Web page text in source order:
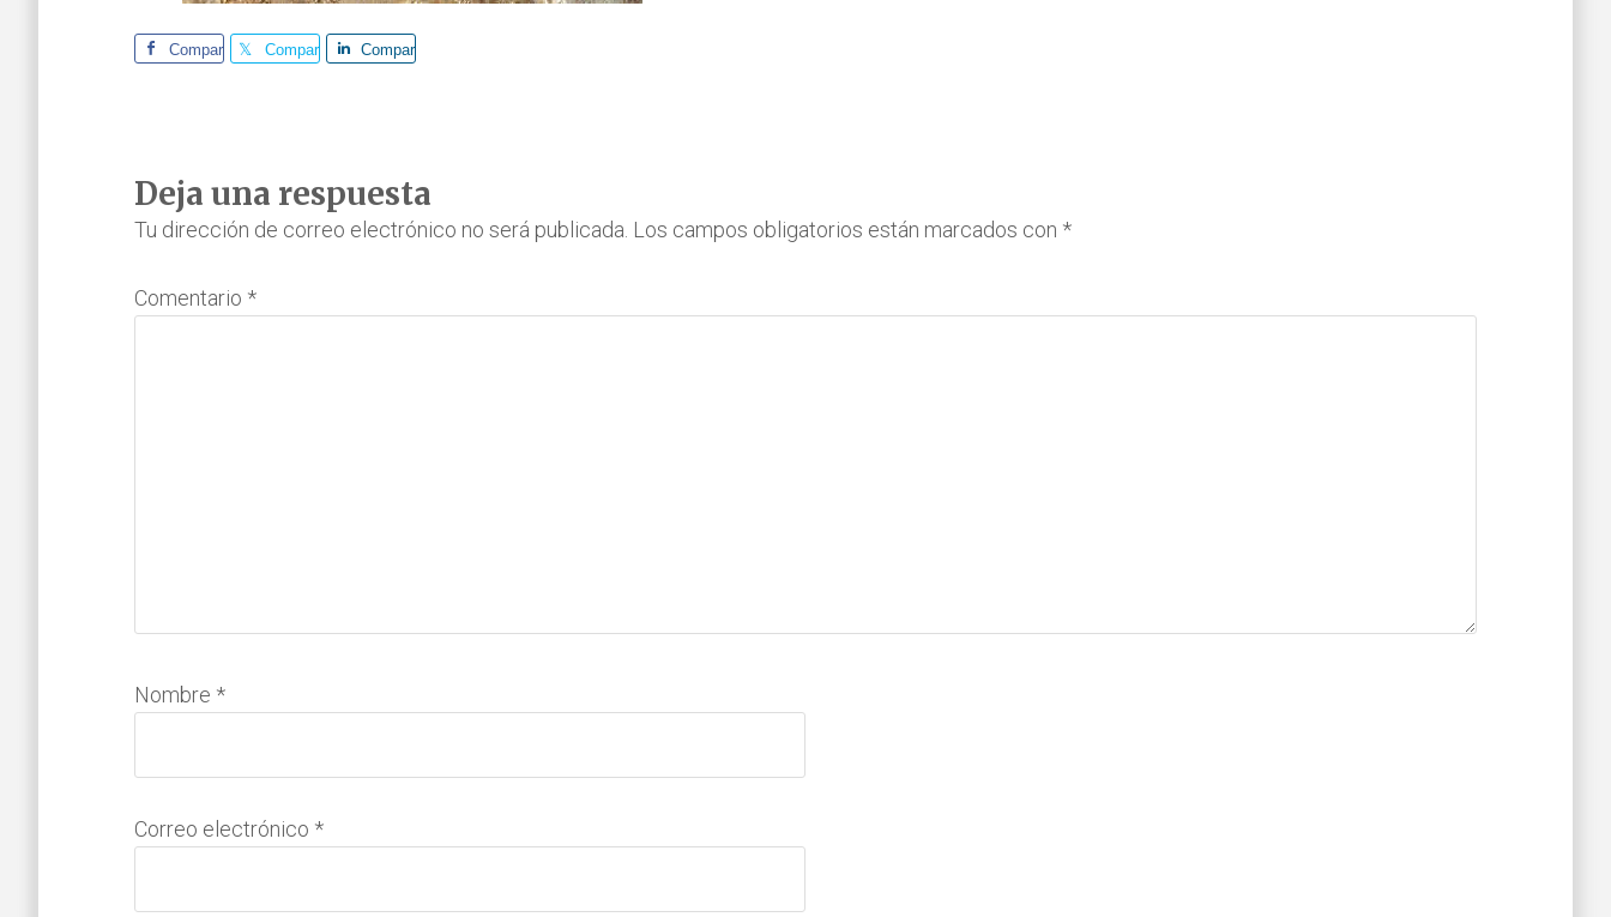
Comparte Comparte Comparte
Interacciones
lectores
Deja una respuesta
Tu dirección de correo electrónico no será publicada. Los campos obligatorios están marcados con *
Comentario *
Nombre *
Correo electrónico *